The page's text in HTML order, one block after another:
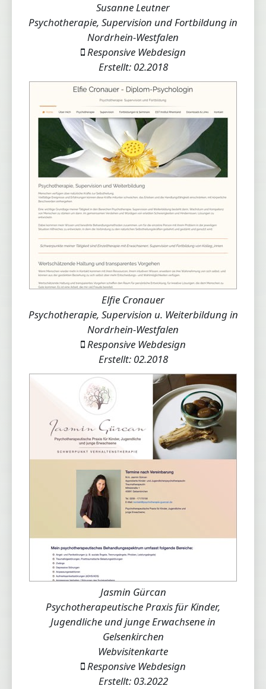
Loading...
Susanne Leutner
Psychotherapie, Supervision und Fortbildung in
Nordrhein-Westfalen
Responsive Webdesign
Erstellt: 02.2018
Elfie Cronauer
Psychotherapie, Supervision u. Weiterbildung in
Nordrhein-Westfalen
Responsive Webdesign
Erstellt: 02.2018
Jasmin Gürcan
Psychotherapeutische Praxis für Kinder,
Jugendliche und junge Erwachsene in
Gelsenkirchen
Webvisitenkarte
Responsive Webdesign
Erstellt: 03.2022